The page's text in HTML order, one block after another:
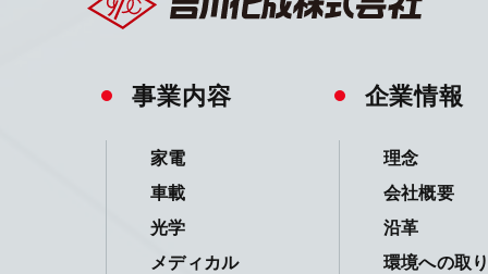
事業内容
家電
車載
光学
メディカル
企業情報
理念
会社概要
沿革
環境への取